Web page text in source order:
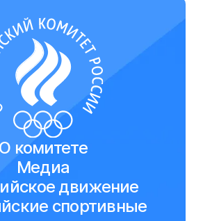
О комитете
Медиа
движение
спортивные